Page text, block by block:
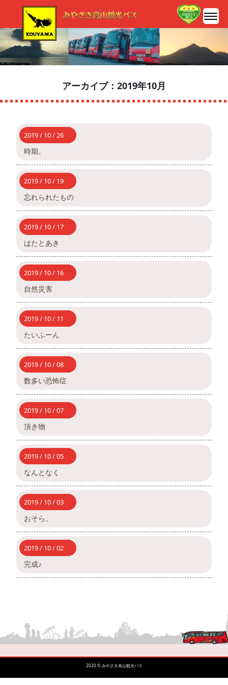
アーカイブ：2019年10月
2019 / 10 / 26
時期。
2019 / 10 / 19
忘れられたもの
2019 / 10 / 17
はたとあき
2019 / 10 / 16
自然災害
2019 / 10 / 11
たいふーん
2019 / 10 / 08
数多い恐怖症
2019 / 10 / 07
頂き物
2019 / 10 / 05
なんとなく
2019 / 10 / 03
おそら。
2019 / 10 / 02
完成♪
2020 © みやざき高山観光バス